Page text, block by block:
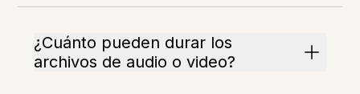
¿Cuánto pueden durar los
archivos de audio o video?